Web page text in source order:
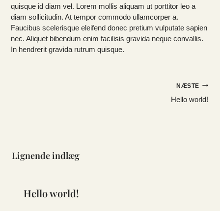
quisque id diam vel. Lorem mollis aliquam ut porttitor leo a
diam sollicitudin. At tempor commodo ullamcorper a.
Faucibus scelerisque eleifend donec pretium vulputate sapien
nec. Aliquet bibendum enim facilisis gravida neque convallis.
In hendrerit gravida rutrum quisque.
NÆSTE
Hello world!
Lignende indlæg
Hello world!